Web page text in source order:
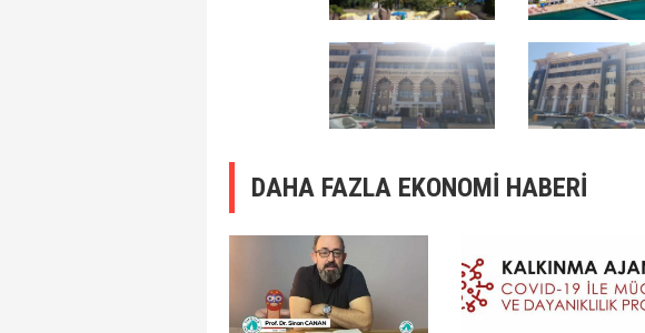
DAHA FAZLA EKONOMİ HABERİ